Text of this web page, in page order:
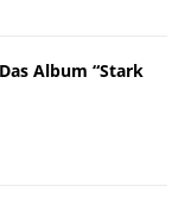
Album “Stark